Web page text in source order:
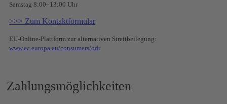
Samstag 8:00–13:00 Uhr
>>> Zum Kontaktformular
EU-Online-Plattform zur alternativen Streitbeilegung:
www.ec.europa.eu/consumers/odr
Zahlungsmöglichkeiten